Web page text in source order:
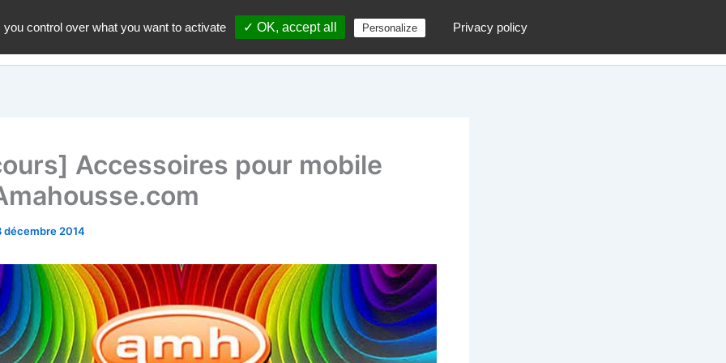
Accueil A propos du blog Contactez moi ! Archives
Accessoires pour mobile
décembre 2014
control over what you want to activate ✓ OK, accept all Personalize Privacy policy